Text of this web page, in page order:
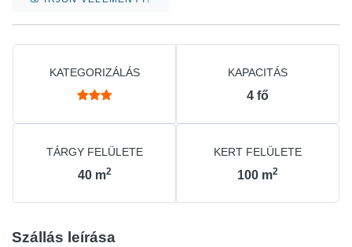
KATEGORIZÁLÁS KAPACITÁS
4 fő
TÁRGY FELÜLETE
40 m2
KERT FELÜLETE
100 m2
Szállás leírása